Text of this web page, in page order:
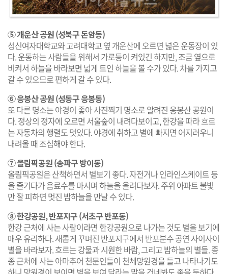
⑤ 개운산 공원 (성북구 돈암동)
성신여자대학교와 고려대학교 옆 개운산에 오르면 넓은 운동장이 있
다. 운동하는 사람들을 위해서 가로등이 켜있긴 하지만, 조금 옆으로
비켜서 하늘을 바라보면 넓게 트인 하늘을 볼 수가 있다. 차를 가지고
갈 수 있으므로 편하게 갈 수 있다.
⑥ 응봉산 공원 (성동구 응봉동)
또 다른 명소는 야경이 좋아 사진찍기 명소로 알려진 응봉산 공원이
다. 정상의 정자에 오르면 서울숲이 내려다보이고, 한강을 따라 흐르
는 자동차의 행렬도 멋있다. 야경에 취하고 별에 빠지면 어지러우니
내려올 때 조심해야 한다.
⑦ 올림픽공원 (송파구 방이동)
올림픽공원은 산책하면서 별보기 좋다. 자전거나 인라인스케이트 등
을 즐기다가 음료수를 마시며 하늘을 올려다보자. 주위 아파트 불빛
만 잘 피하면 멋진 밤하늘을 만날 수 있다.
⑧ 한강공원, 반포지구 (서초구 반포동)
한강 근처에 사는 사람이라면 한강공원으로 나가는 것도 별을 보기에
매우 유리하다. 새롭게 꾸며진 반포지구에서 반포분수 공연 사이사이
별을 바라보자. 흐르는 강물과 시원한 바람, 그리고 밤하늘의 별들. 종
종 근처에 사는 아마추어 천문인들이 천체망원경을 들고 나타나기도